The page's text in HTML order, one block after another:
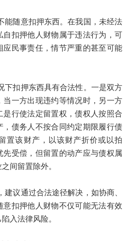
随意扣押东西。在我国，未经法
扣押他人财物属于违法行为，可
应民事责任，情节严重的甚至可能
扣押东西具有合法性。一是双方
当一方出现违约等情况时，另一方
是行使法定留置权，债权人按照合
，债务人不按合同约定期限履行债
置该财产，以该财产折价或以拍
先受偿，但留置的动产应与债权属
间留置除外。
通过合法途径解决，如协商、
意扣押他人财物不仅可能无法有效
入法律风险。